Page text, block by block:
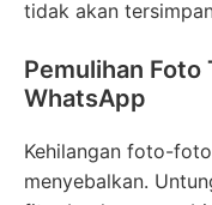
tidak akan
Pemulihan Foto
WhatsApp
Kehilangan foto-
menyebalkan.